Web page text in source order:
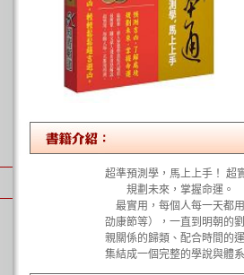
超準預測學，馬上上手！
規劃未來，掌握命運。
最實用，每個人每一天都
劭康節等），一直到明朝的
親關係的歸類、配合時間的
集結成一個完整的學說與體系